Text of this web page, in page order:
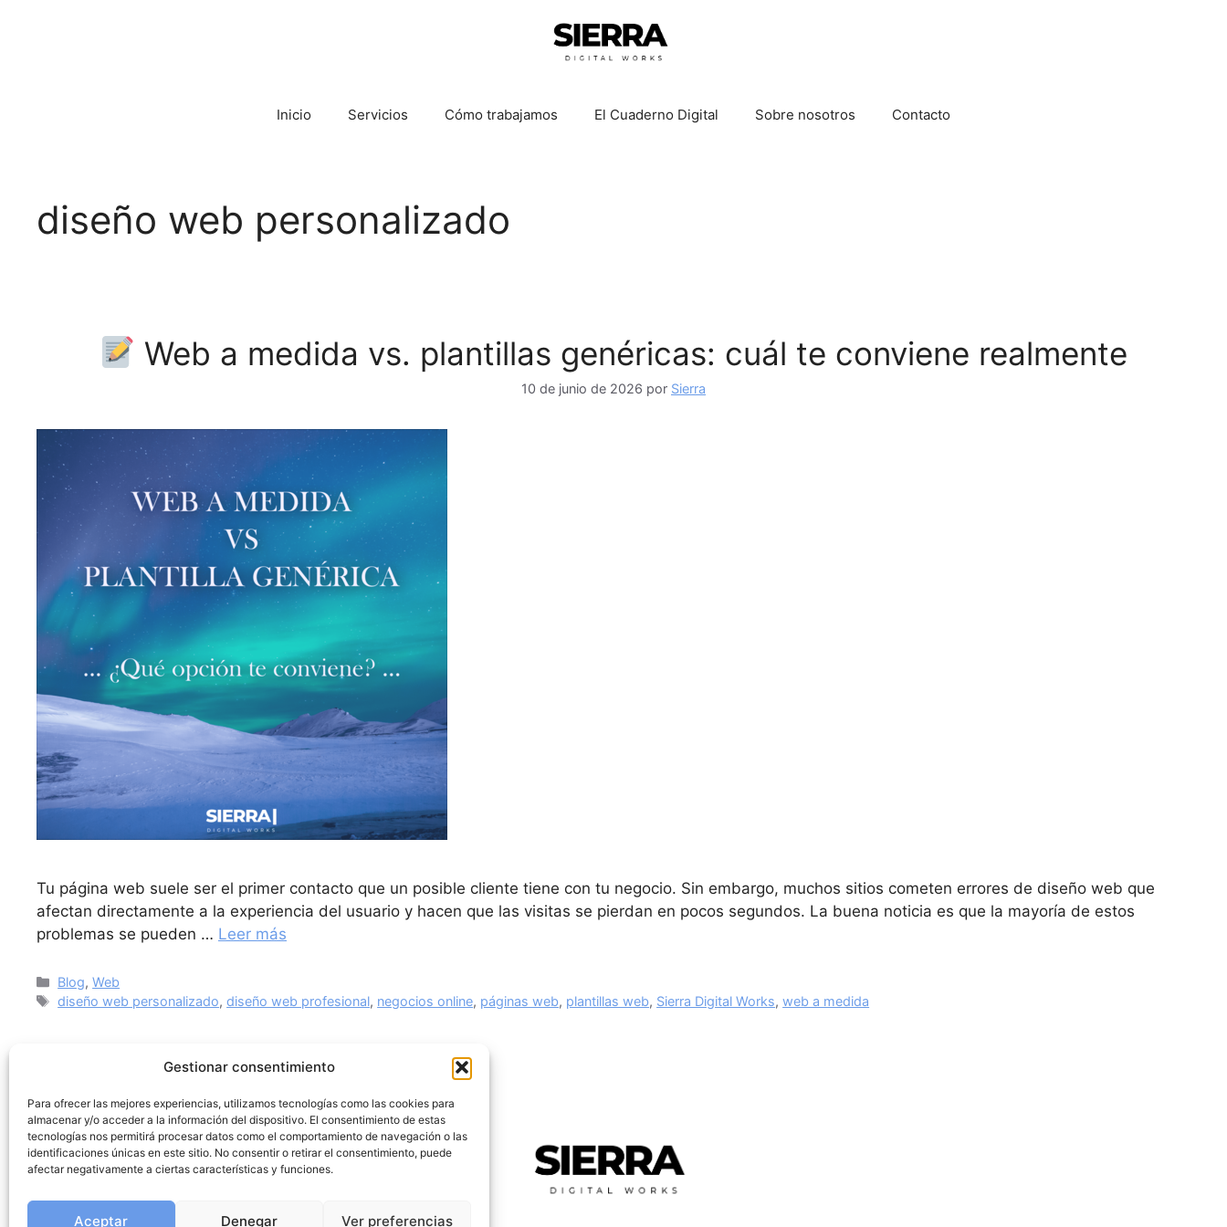
Gestionar consentimiento
Para ofrecer las mejores experiencias, utilizamos tecnologías como las cookies para
almacenar y/o acceder a la información del dispositivo. El consentimiento de estas
tecnologías nos permitirá procesar datos como el comportamiento de navegación o las
identificaciones únicas en este sitio. No consentir o retirar el consentimiento, puede
afectar negativamente a ciertas características y funciones.
Aceptar Denegar Ver preferencias
Inicio Servicios Cómo trabajamos El Cuaderno Digital Sobre nosotros Contacto
diseño web personalizado
Web a medida vs. plantillas genéricas: cuál te conviene realmente
10 de junio de 2026 por Sierra
Tu página web suele ser el primer contacto que un posible cliente tiene con tu negocio. Sin embargo, muchos sitios cometen errores de diseño web que
afectan directamente a la experiencia del usuario y hacen que las visitas se pierdan en pocos segundos. La buena noticia es que la mayoría de estos
problemas se pueden … Leer más
Blog,Web
diseño web personalizado,diseño web profesional, negocios online, páginas web, plantillas web, Sierra Digital Works,web a medida